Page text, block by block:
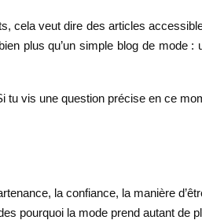
cela veut dire des articles
plus qu’un simple blog de mode :
tu vis une question précise en ce
la confiance, la manière
pourquoi la mode prend autant de